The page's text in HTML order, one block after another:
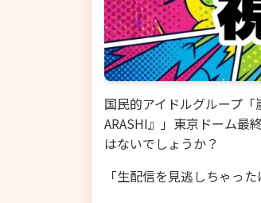
国民的アイドルグループ
ARASHI』」東京ドーム最
はないでしょうか？
「生配信を見逃しちゃっ